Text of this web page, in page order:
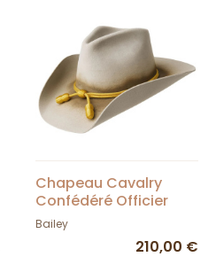
Chapeau Cavalry
Confédéré Officier
Gris Argenté Feutre -
Bailey
Bailey
210,00 €